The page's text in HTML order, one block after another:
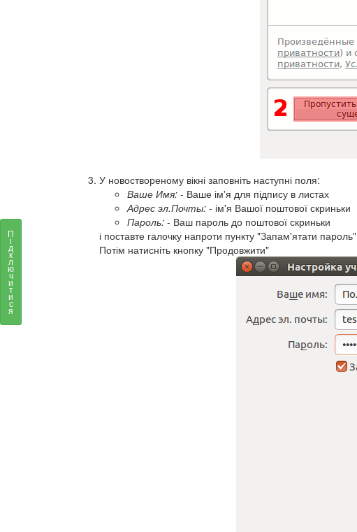
У новоствореному вікні заповніть наступні поля:
Ваше Имя: - Ваше ім'я для підпису в листах
Адрес эл.Почты: - ім'я Вашої поштової скриньки
Пароль: - Ваш пароль до поштової скриньки
і поставте галочку напроти пункту "Запам'ятати пароль"
Потім натисніть кнопку "Продовжити"
П
і
д
к
л
ю
ч
и
т
и
с
я